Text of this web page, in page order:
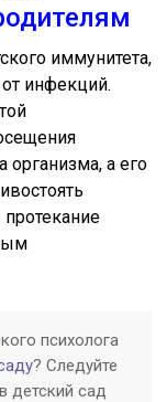
иммунитета,
инфекций.
организма, а его
протекание
психолога
? Следуйте
детский сад